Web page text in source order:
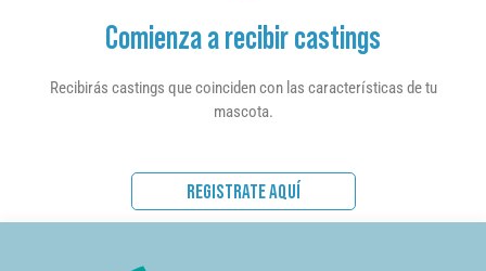
Comienza a recibir castings
Recibirás castings que coinciden con las características de tu
mascota.
REGISTRATE AQUÍ